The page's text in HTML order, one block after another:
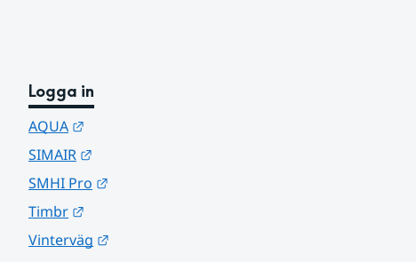
Logga in
AQUA
SIMAIR
SMHI Pro
Timbr
Vinterväg